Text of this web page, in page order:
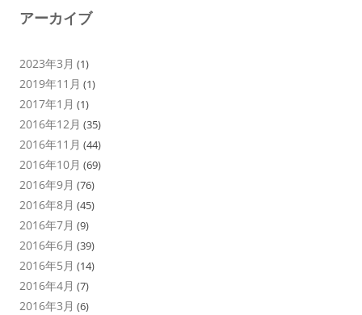
アーカイブ
2023年3月 (1)
2019年11月 (1)
2017年1月 (1)
2016年12月 (35)
2016年11月 (44)
2016年10月 (69)
2016年9月 (76)
2016年8月 (45)
2016年7月 (9)
2016年6月 (39)
2016年5月 (14)
2016年4月 (7)
2016年3月 (6)